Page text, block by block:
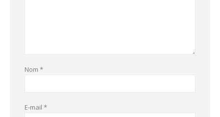
Nom *
E-mail *